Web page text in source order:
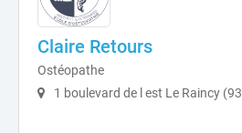
Claire Retours
Ostéopathe
1 boulevard de l est Le Raincy